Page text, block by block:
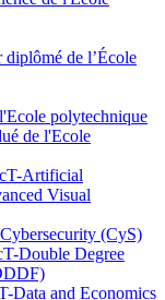
de l’École
polytechnique
de l'Ecole
Artificial
Visual
(CyS)
Double Degree
Data and Economics